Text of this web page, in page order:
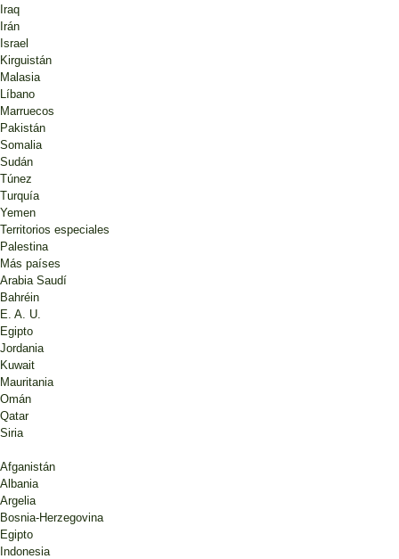
Iraq
Irán
Israel
Kirguistán
Malasia
Líbano
Marruecos
Pakistán
Somalia
Sudán
Túnez
Turquía
Yemen
Territorios especiales
Palestina
Más países
Arabia Saudí
Bahréin
E. A. U.
Egipto
Jordania
Kuwait
Mauritania
Omán
Qatar
Siria
Afganistán
Albania
Argelia
Bosnia-Herzegovina
Egipto
Indonesia